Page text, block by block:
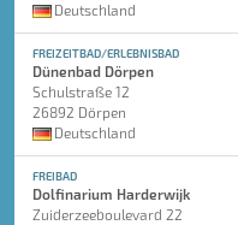
Deutschland
FREIZEITBAD/ERLEBNISBAD
Dünenbad Dörpen
Schulstraße 12
26892 Dörpen
Deutschland
FREIBAD
Dolfinarium Harderwijk
Zuiderzeeboulevard 22